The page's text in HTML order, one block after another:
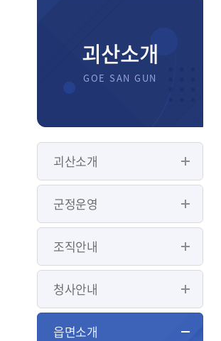
괴산소개
괴산소개
군정운영
조직안내
청사안내
읍면소개